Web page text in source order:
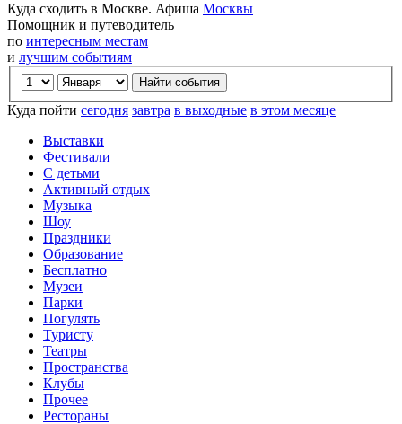
Куда сходить в Москве. Афиша Москвы
Помощник и путеводитель
по интересным местам
и лучшим событиям
Куда пойти сегодня завтра в выходные в этом месяце
Выставки
Фестивали
С детьми
Активный отдых
Музыка
Шоу
Праздники
Образование
Бесплатно
Музеи
Парки
Погулять
Туристу
Театры
Пространства
Клубы
Прочее
Рестораны